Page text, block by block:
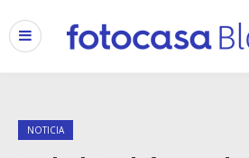
NOTICIA